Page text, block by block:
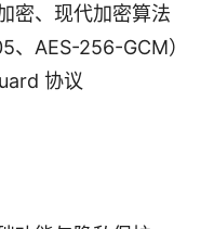
密、现代加密算法
、AES-256-GCM）
协议